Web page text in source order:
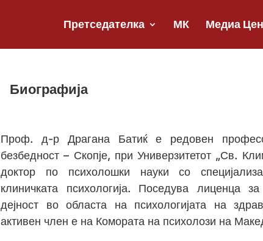
Претседателка МК Медиа
Биографија
Проф. д-р Драгана Батиќ е редовен
безбедност – Скопје, при Универзитетот „Св.
доктор по психолошки науки со
клиничката психологија. Поседува лиценца
дејност во областа на психологијата на
активен член е на Комората на психолози на